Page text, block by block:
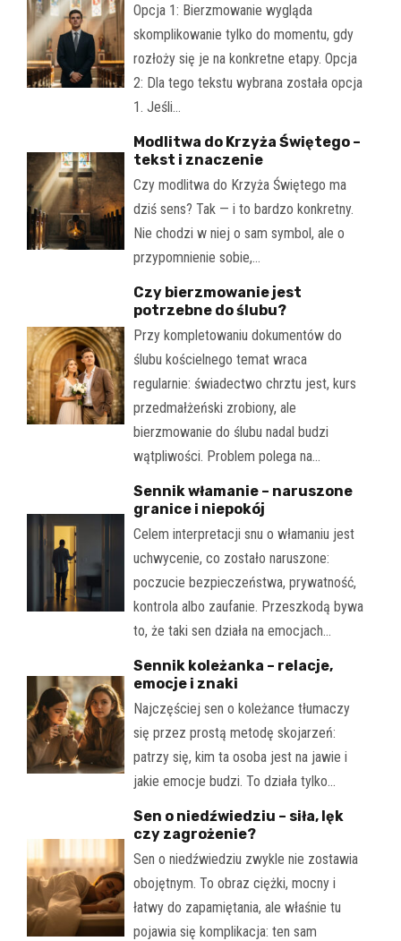
Opcja 1: Bierzmowanie wygląda
skomplikowanie tylko do momentu, gdy
rozłoży się je na konkretne etapy. Opcja
2: Dla tego tekstu wybrana została opcja
1. Jeśli…
Modlitwa do Krzyża Świętego –
tekst i znaczenie
Czy modlitwa do Krzyża Świętego ma
dziś sens? Tak — i to bardzo konkretny.
Nie chodzi w niej o sam symbol, ale o
przypomnienie sobie,…
Czy bierzmowanie jest
potrzebne do ślubu?
Przy kompletowaniu dokumentów do
ślubu kościelnego temat wraca
regularnie: świadectwo chrztu jest, kurs
przedmałżeński zrobiony, ale
bierzmowanie do ślubu nadal budzi
wątpliwości. Problem polega na…
Sennik włamanie – naruszone
granice i niepokój
Celem interpretacji snu o włamaniu jest
uchwycenie, co zostało naruszone:
poczucie bezpieczeństwa, prywatność,
kontrola albo zaufanie. Przeszkodą bywa
to, że taki sen działa na emocjach…
Sennik koleżanka – relacje,
emocje i znaki
Najczęściej sen o koleżance tłumaczy
się przez prostą metodę skojarzeń:
patrzy się, kim ta osoba jest na jawie i
jakie emocje budzi. To działa tylko…
Sen o niedźwiedziu – siła, lęk
czy zagrożenie?
Sen o niedźwiedziu zwykle nie zostawia
obojętnym. To obraz ciężki, mocny i
łatwy do zapamiętania, ale właśnie tu
pojawia się komplikacja: ten sam